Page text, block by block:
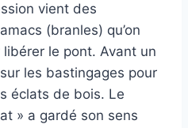
vient des
(branles) qu’on
le pont. Avant un
les bastingages pour
éclats de bois. Le
» a gardé son sens